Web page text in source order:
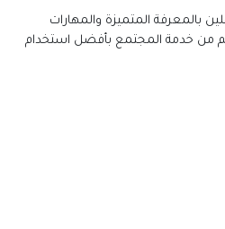
بالمعرفة المتميزة والمهارات
من خدمة المجتمع بأفضل استخدام